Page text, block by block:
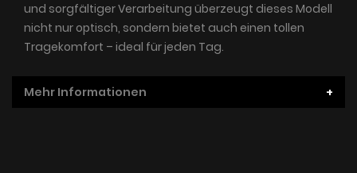
und sorgfältiger Verarbeitung überzeugt dieses Modell
nicht nur optisch, sondern bietet auch einen tollen
Tragekomfort – ideal für jeden Tag.
Mehr Informationen